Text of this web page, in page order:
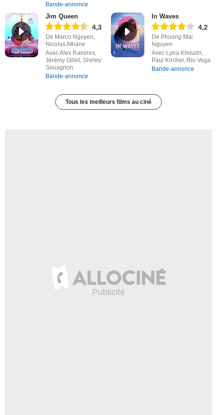
Bande-annonce
Jim Queen
4,3
De Marco Nguyen,
Nicolas Athane
Avec Alex Ramires,
Jérémy Gillet, Shirley
Souagnon
Bande-annonce
In Waves
4,2
De Phuong Mai
Nguyen
Avec Lyna Khoudri,
Paul Kircher, Rio Vega
Bande-annonce
Tous les meilleurs films au ciné